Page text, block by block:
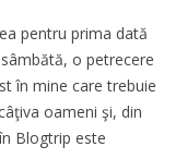
pentru prima dată
sâmbătă, o petrecere
în mine care trebuie
oameni şi, din
Blogtrip este